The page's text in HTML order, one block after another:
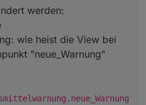
werden:
wie heist die View bei
"neue_Warnung"